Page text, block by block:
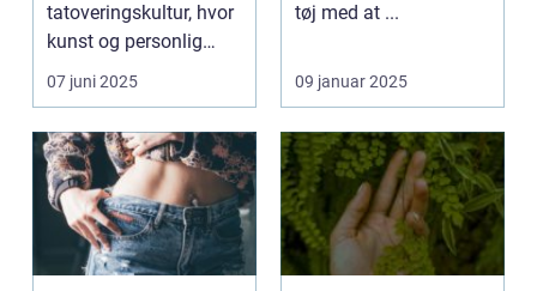
tatoveringskultur, hvor
kunst og personlig
udtryk...
07 juni 2025
tøj med at ...
09 januar 2025